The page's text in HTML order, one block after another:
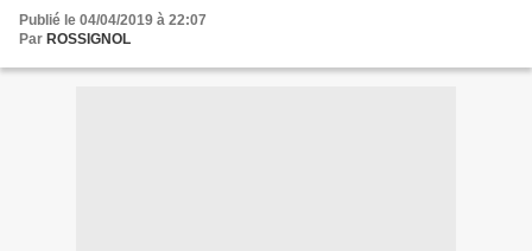
Publié le 04/04/2019 à 22:07
Par ROSSIGNOL